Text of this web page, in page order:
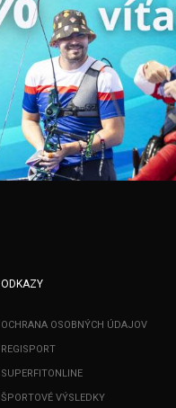
ODKAZY
OCHRANA OSOBNÝCH ÚDAJOV
REGISPORT
SUPERFITONLINE
ŠPORTOVÉ VÝSLEDKY